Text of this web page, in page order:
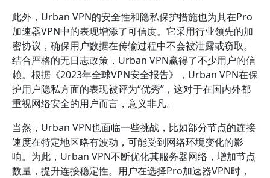
此外，Urban VPN的安全性和隐私保护措施也为其在Pro
加速器VPN中的表现增添了可信度。它采用行业领先的加
密协议，确保用户数据在传输过程中不会被泄露或窃取。
结合严格的无日志政策，Urban VPN赢得了不少用户的信
赖。根据《2023年全球VPN安全报告》，Urban VPN在保
护用户隐私方面的表现被评为“优秀”，这对于在国内外都
重视网络安全的用户而言，意义非凡。
当然，Urban VPN也面临一些挑战，比如部分节点的连接
速度在特定地区略有波动，可能受到网络环境变化的影
响。为此，Urban VPN不断优化其服务器网络，增加节点
数量，提升连接稳定性。用户在选择Pro加速器VPN时，